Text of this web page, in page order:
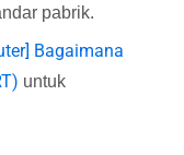
pabrik.
Bagaimana
untuk